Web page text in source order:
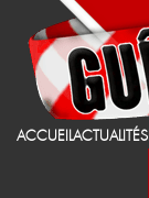
ACCUEILACTUALITÉS